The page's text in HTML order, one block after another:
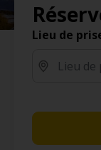
Lieu de